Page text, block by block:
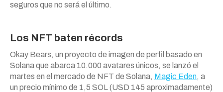
seguros que no será el último.
Los NFT baten récords
Okay Bears, un proyecto de imagen de perfil basado en
Solana que abarca 10.000 avatares únicos, se lanzó el
martes en el mercado de NFT de Solana, Magic Eden, a
un precio mínimo de 1,5 SOL (USD 145 aproximadamente)